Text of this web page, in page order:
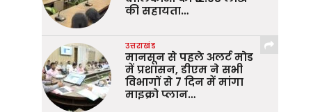
की सहायता…
उत्तराखंड
मानसून से पहले अलर्ट मोड
में प्रशासन, डीएम ने सभी
विभागों से 7 दिन में मांगा
माइक्रो प्लान…